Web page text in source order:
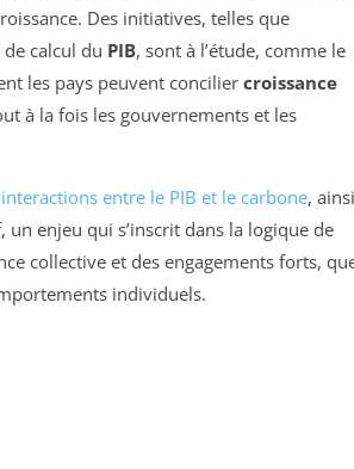
Des initiatives, telles que
calcul du PIB, sont à l’étude, comme le
les pays peuvent conciliercroissance
à la fois les gouvernements et les
interactions entre le PIB et le carbone, ainsi
un enjeu qui s’inscrit dans la logique de
collective et des engagements forts,
individuels.